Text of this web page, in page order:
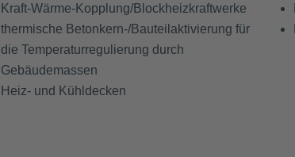
Kraft-Wärme-Kopplung/Blockheizkraftwerke
thermische Betonkern-/Bauteilaktivierung für
die Temperaturregulierung durch
Gebäudemassen
Heiz- und Kühldecken